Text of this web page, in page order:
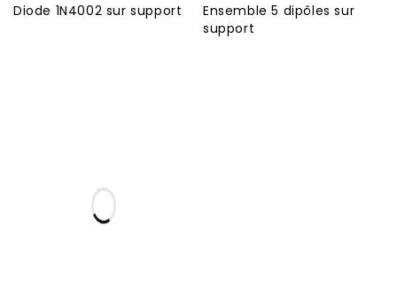
Diode 1N4002 sur support
Ensemble 5 dipôles sur
support